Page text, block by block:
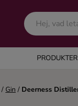
PRODUKTER
/ Gin / Deerness